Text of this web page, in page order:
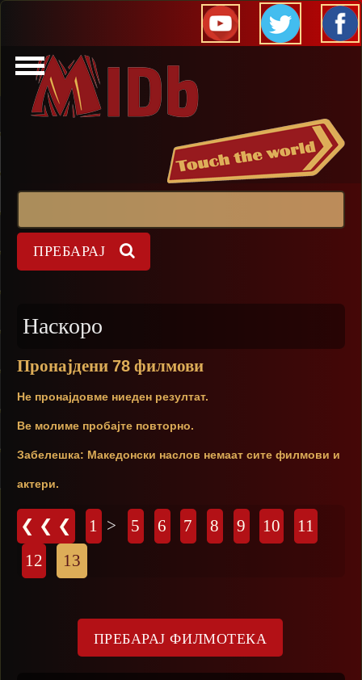
Прескокни
Наскоро
Пронајдени 78 филмови
Не пронајдовме ниеден резултат.
Ве молиме пробајте повторно.
Забелешка: Македонски наслов немаат сите филмови и
актери.
Страници
❮ ❮ ❮ 1 > 5 6 7 8 9 10
11
12
13